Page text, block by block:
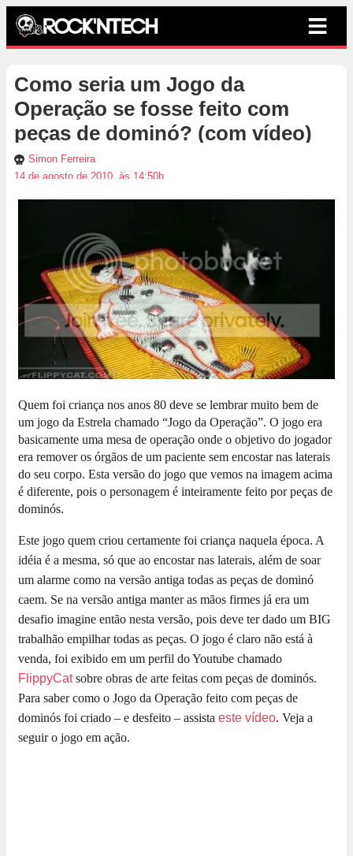
Como seria um Jogo da
Operação se fosse feito com
peças de dominó? (com vídeo)
Simon Ferreira
14 de agosto de 2010, às 14:50h
Quem foi criança nos anos 80 deve se lembrar muito bem de
um jogo da Estrela chamado “Jogo da Operação”. O jogo era
basicamente uma mesa de operação onde o objetivo do jogador
era remover os órgãos de um paciente sem encostar nas laterais
do seu corpo. Esta versão do jogo que vemos na imagem acima
é diferente, pois o personagem é inteiramente feito por peças de
dominós.
Este jogo quem criou certamente foi criança naquela época. A
idéia é a mesma, só que ao encostar nas laterais, além de soar
um alarme como na versão antiga todas as peças de dominó
caem. Se na versão antiga manter as mãos firmes já era um
desafio imagine então nesta versão, pois deve ter dado um BIG
trabalhão empilhar todas as peças. O jogo é claro não está à
venda, foi exibido em um perfil do Youtube chamado
FlippyCatsobre obras de arte feitas com peças de dominós.
Para saber como o Jogo da Operação feito com peças de
dominós foi criado – e desfeito – assista este vídeo. Veja a
seguir o jogo em ação.